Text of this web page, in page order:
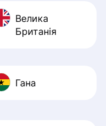
Велика
Британія
Гана